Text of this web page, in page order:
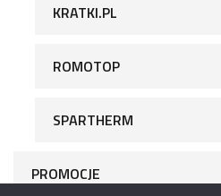
KRATKI.PL
ROMOTOP
SPARTHERM
PROMOCJE